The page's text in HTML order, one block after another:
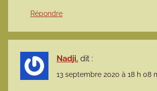
Répondre
Nadji. dit :
13 septembre 2020 à 18 h 08